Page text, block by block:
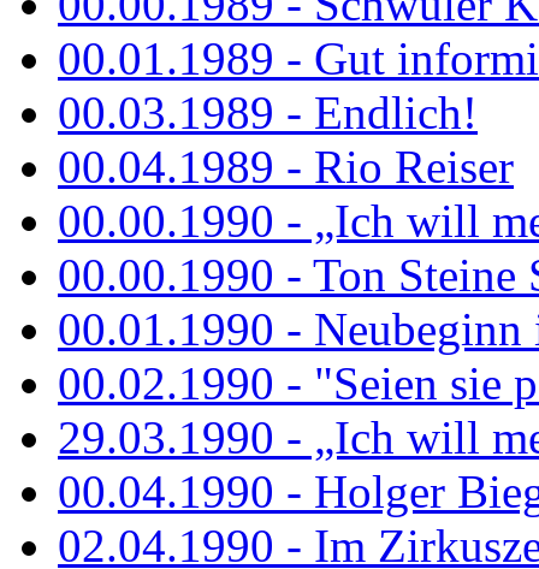
00.01.1989 - Gut
00.03.1989 - Endlich!
00.04.1989 - Rio Reiser
00.00.1990 - „Ich will
00.00.1990 - Ton Steine
00.01.1990 -
00.02.1990 - "Seien sie
29.03.1990 - „Ich will
00.04.1990 - Holger
02.04.1990 - Im